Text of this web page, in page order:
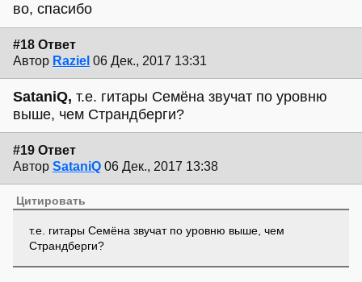
во, спасибо
#18 Ответ
Автор Raziel 06 Дек., 2017 13:31
SataniQ, т.е. гитары Семёна звучат по уровню
выше, чем Страндберги?
#19 Ответ
Автор SataniQ 06 Дек., 2017 13:38
Цитировать
т.е. гитары Семёна звучат по уровню выше, чем
Страндберги?